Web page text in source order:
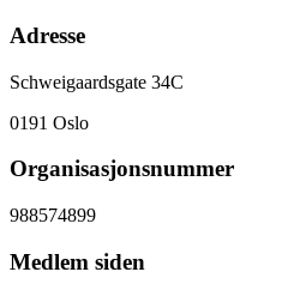
Adresse
Schweigaardsgate 34C
0191 Oslo
Organisasjonsnummer
988574899
Medlem siden